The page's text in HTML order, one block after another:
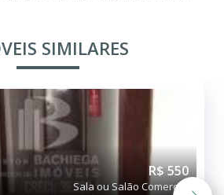
SIMILARES
R$ 550
Sala ou Salão Comercial